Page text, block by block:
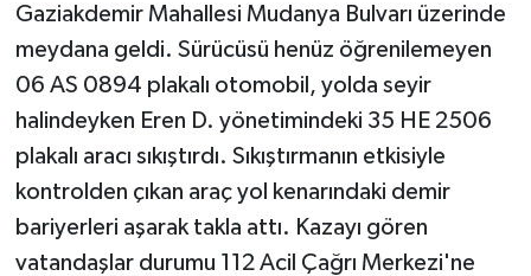
Gaziakdemir Mahallesi Mudanya Bulvarı üzerinde
meydana geldi. Sürücüsü henüz öğrenilemeyen
06 AS 0894 plakalı otomobil, yolda seyir
halindeyken Eren D. yönetimindeki 35 HE 2506
plakalı aracı sıkıştırdı. Sıkıştırmanın etkisiyle
kontrolden çıkan araç yol kenarındaki demir
bariyerleri aşarak takla attı. Kazayı gören
vatandaşlar durumu 112 Acil Çağrı Merkezi'ne